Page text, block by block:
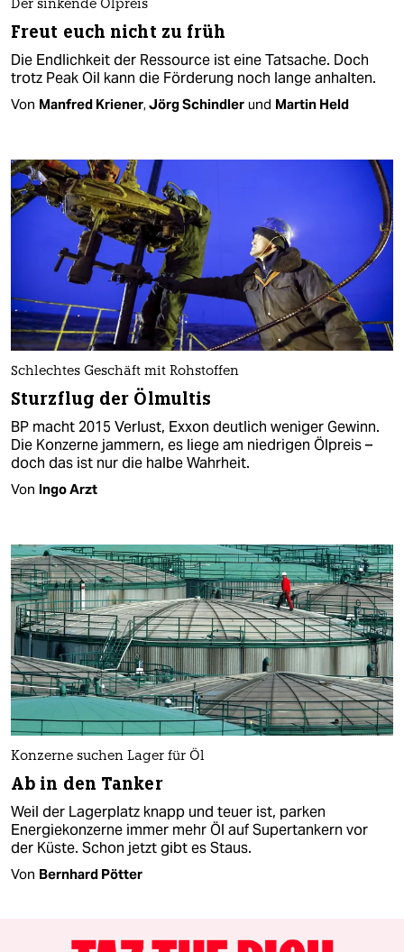
Der sinkende Ölpreis
Freut euch nicht zu früh
Die Endlichkeit der Ressource ist eine Tatsache. Doch
trotz Peak Oil kann die Förderung noch lange anhalten.
Von Manfred Kriener,Jörg Schindler und Martin Held
Schlechtes Geschäft mit Rohstoffen
Sturzflug der Ölmultis
BP macht 2015 Verlust, Exxon deutlich weniger Gewinn.
Die Konzerne jammern, es liege am niedrigen Ölpreis –
doch das ist nur die halbe Wahrheit.
Von Ingo Arzt
Konzerne suchen Lager für Öl
Ab in den Tanker
Weil der Lagerplatz knapp und teuer ist, parken
Energiekonzerne immer mehr Öl auf Supertankern vor
der Küste. Schon jetzt gibt es Staus.
Von Bernhard Pötter